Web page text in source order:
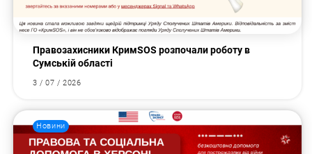
Правозахисники КримSOS розпочали роботу в
Сумській області
3 / 07 / 2026
Новини